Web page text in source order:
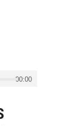
00:00